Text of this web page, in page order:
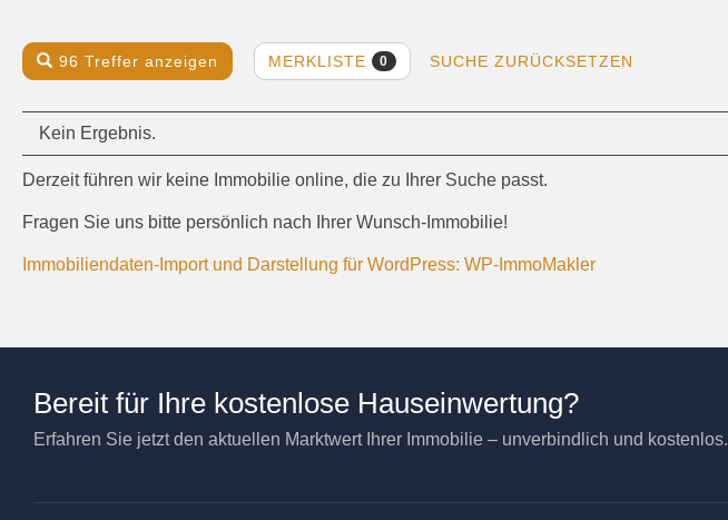
96 Treffer anzeigen MERKLISTE 0 SUCHE ZURÜCKSETZEN
Kein Ergebnis.
Derzeit führen wir keine Immobilie online, die zu Ihrer Suche passt.
Fragen Sie uns bitte persönlich nach Ihrer Wunsch-Immobilie!
Immobiliendaten-Import und Darstellung für WordPress: WP-ImmoMakler
Bereit für Ihre kostenlose Hauseinwertung?
Erfahren Sie jetzt den aktuellen Marktwert Ihrer Immobilie – unverbindlich und kostenlos.